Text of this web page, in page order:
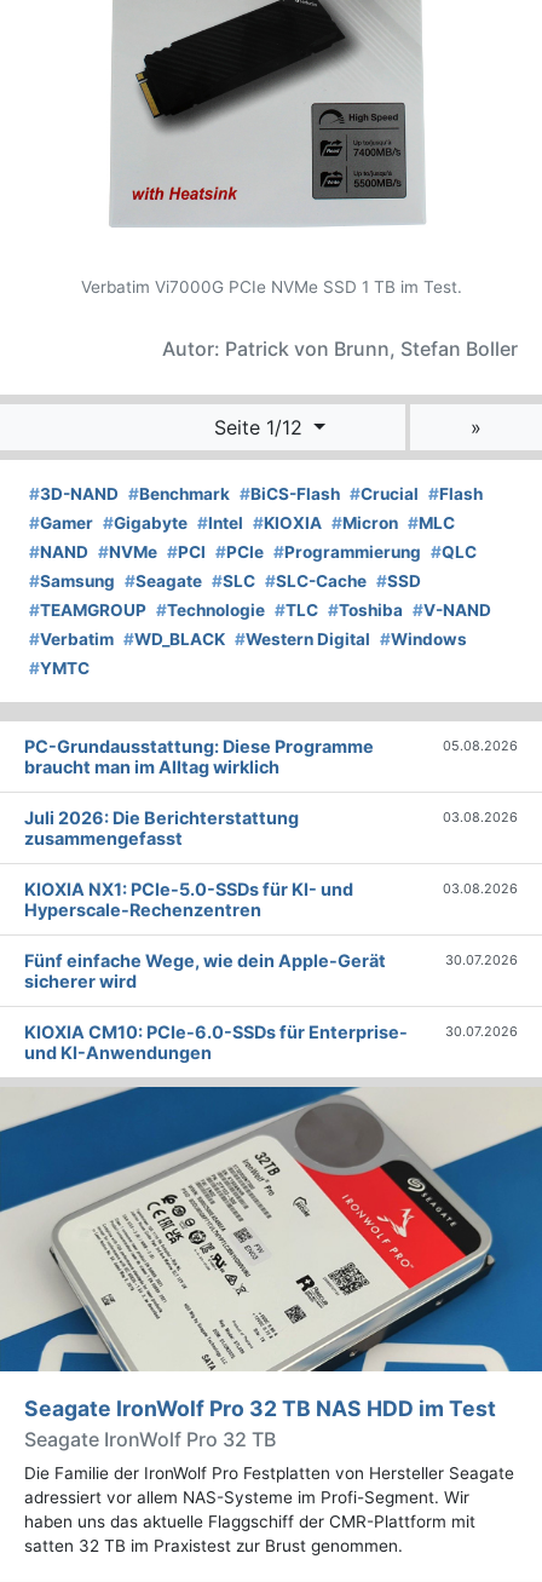
Verbatim Vi7000G PCIe NVMe SSD 1 TB im Test.
Autor: Patrick von Brunn, Stefan Boller
Seite 1/12 »
#3D-NAND #Benchmark #BiCS-Flash #Crucial #Flash
#Gamer #Gigabyte #Intel #KIOXIA #Micron #MLC
#NAND #NVMe #PCI #PCIe #Programmierung #QLC
#Samsung #Seagate #SLC #SLC-Cache #SSD
#TEAMGROUP #Technologie #TLC #Toshiba #V-NAND
#Verbatim #WD_BLACK #Western Digital #Windows
#YMTC
PC-Grundausstattung: Diese Programme
braucht man im Alltag wirklich
05.08.2026
Juli 2026: Die Bericht­erstattung
zusammengefasst
03.08.2026
KIOXIA NX1: PCIe-5.0-SSDs für KI- und
Hyperscale-Rechenzentren
03.08.2026
Fünf einfache Wege, wie dein Apple-Gerät
sicherer wird
30.07.2026
KIOXIA CM10: PCIe-6.0-SSDs für Enterprise-
und KI-Anwendungen
30.07.2026
Seagate IronWolf Pro 32 TB NAS HDD im Test
Seagate IronWolf Pro 32 TB
Die Familie der IronWolf Pro Festplatten von Hersteller Seagate
adressiert vor allem NAS-Systeme im Profi-Segment. Wir
haben uns das aktuelle Flaggschiff der CMR-Plattform mit
satten 32 TB im Praxistest zur Brust genommen.